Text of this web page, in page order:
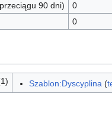
90 dni)
0
0
Szablon:Dyscyplina (